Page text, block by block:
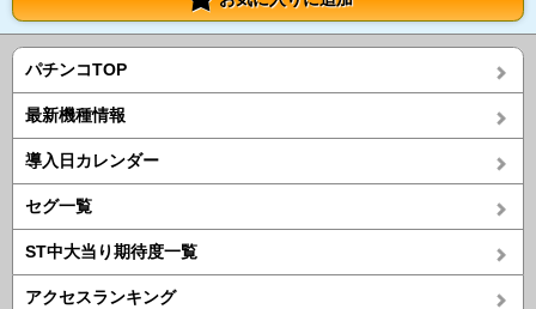
パチンコTOP
最新機種情報
導入日カレンダー
セグ一覧
ST中大当り期待度一覧
アクセスランキング